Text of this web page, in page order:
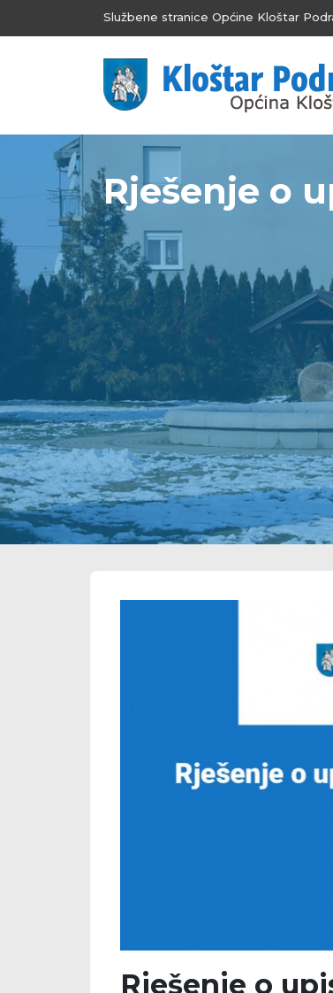
Službene stranice Općine Kloštar
Rješenje o
Rješenje o